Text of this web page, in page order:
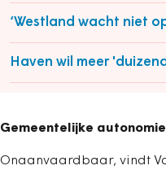
‘Westland wacht niet
Haven wil meer
Gemeentelijke autonomie
Onaanvaardbaar, vindt